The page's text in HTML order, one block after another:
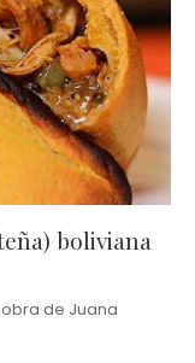
boliviana
obra de Juana